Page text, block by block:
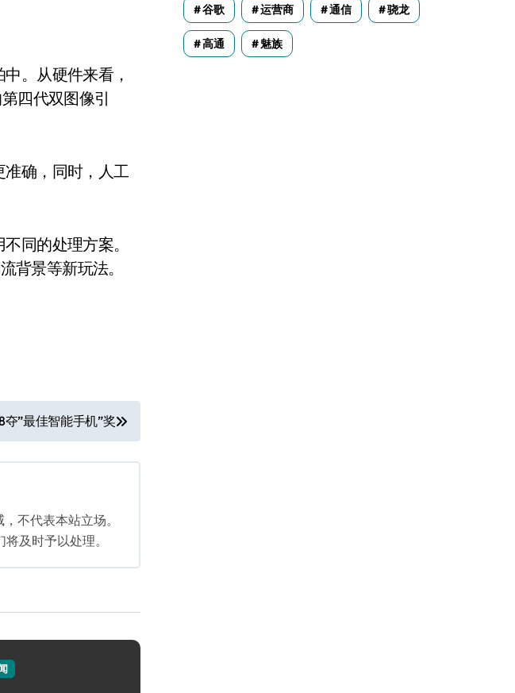
。从硬件来看，
四代双图像引
确，同时，人工
同的处理方案。
背景等新玩法。
夺”最佳智能手机”奖
不代表本站立场。
及时予以处理。
谷歌 运营商 通信 骁龙
高通 魅族